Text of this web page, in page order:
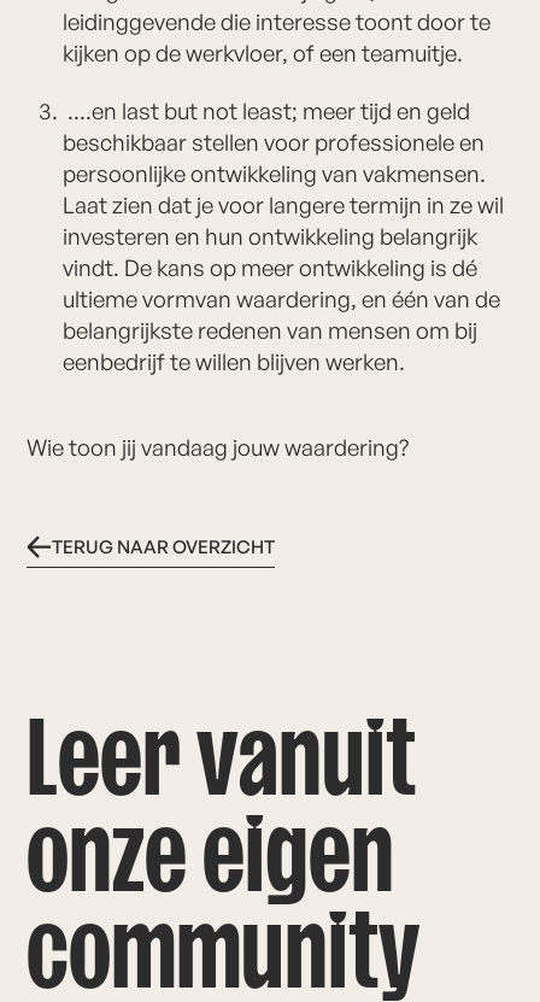
leidinggevende die interesse toont door te
kijken op de werkvloer, of een teamuitje.
....en last but not least; meer tijd en geld
beschikbaar stellen voor professionele en
persoonlijke ontwikkeling van vakmensen.
Laat zien dat je voor langere termijn in ze wil
investeren en hun ontwikkeling belangrijk
vindt. De kans op meer ontwikkeling is dé
ultieme vormvan waardering, en één van de
belangrijkste redenen van mensen om bij
eenbedrijf te willen blijven werken.
Wie toon jij vandaag jouw waardering?
TERUG NAAR OVERZICHT
Leervanuit
onzeeigen
community